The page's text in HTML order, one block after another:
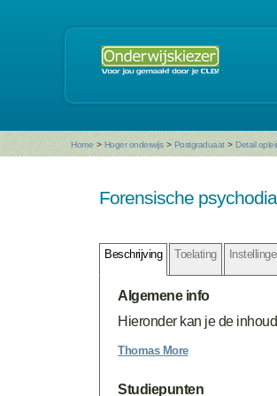
Home > Hoger onderwijs > Postgraduaat > Detail
Forensische
Beschrijving Toelating
Algemene info
Hieronder kan je de
Thomas More
Studiepunten